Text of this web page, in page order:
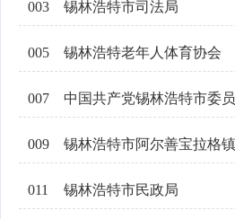
003 锡林浩特市司法局
005 锡林浩特老年人体育协会
007
009 锡林浩特市阿尔善宝拉格
011 锡林浩特市民政局